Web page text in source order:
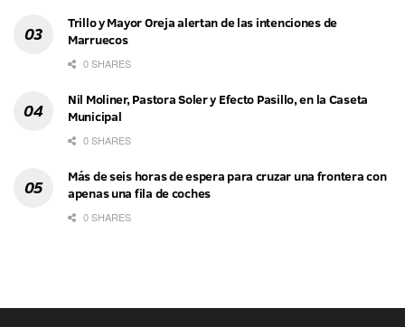
Trillo y Mayor Oreja alertan de las intenciones de
Marruecos
0 SHARES
Nil Moliner, Pastora Soler y Efecto Pasillo, en la Caseta
Municipal
0 SHARES
Más de seis horas de espera para cruzar una frontera con
apenas una fila de coches
0 SHARES